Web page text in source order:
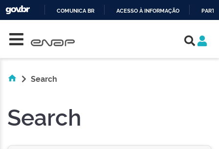
COMUNICA BR ACESSO À INFORMAÇÃO
Search
Search